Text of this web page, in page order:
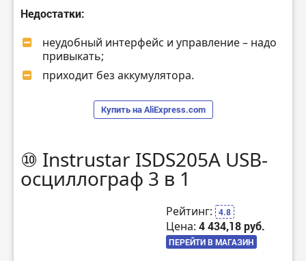
Недостатки:
неудобный интерфейс и управление – надо
привыкать;
приходит без аккумулятора.
Купить на AliExpress.com
⑩ Instrustar ISDS205A USB-
осциллограф 3 в 1
Рейтинг: 4.8
Цена: 4 434,18 руб.
ПЕРЕЙТИ В МАГАЗИН